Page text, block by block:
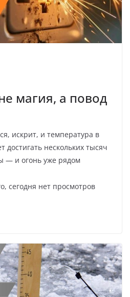
магия, а повод
искрит, и температура в
достигать нескольких тысяч
— и огонь уже рядом
сегодня нет просмотров